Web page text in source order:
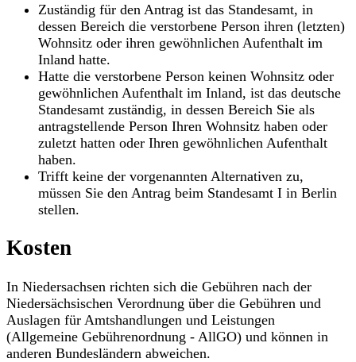
Zuständig für den Antrag ist das Standesamt, in
dessen Bereich die verstorbene Person ihren (letzten)
Wohnsitz oder ihren gewöhnlichen Aufenthalt im
Inland hatte.
Hatte die verstorbene Person keinen Wohnsitz oder
gewöhnlichen Aufenthalt im Inland, ist das deutsche
Standesamt zuständig, in dessen Bereich Sie als
antragstellende Person Ihren Wohnsitz haben oder
zuletzt hatten oder Ihren gewöhnlichen Aufenthalt
haben.
Trifft keine der vorgenannten Alternativen zu,
müssen Sie den Antrag beim Standesamt I in Berlin
stellen.
Kosten
In Niedersachsen richten sich die Gebühren nach der
Niedersächsischen Verordnung über die Gebühren und
Auslagen für Amtshandlungen und Leistungen
(Allgemeine Gebührenordnung - AllGO) und können in
anderen Bundesländern abweichen.